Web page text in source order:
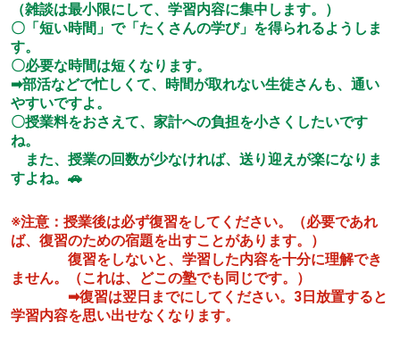
（雑談は最小限にして、学習内容に集中します。）
〇「短い時間」で「たくさんの学び」を得られるようしま
す。
〇必要な時間は短くなります。
➡部活などで忙しくて、時間が取れない生徒さんも、通い
やすいですよ。
〇授業料をおさえて、家計への負担を小さくしたいです
ね。
また、授業の回数が少なければ、送り迎えが楽になりま
すよね。🚗
※注意：授業後は必ず復習をしてください。（必要であれ
ば、復習のための宿題を出すことがあります。）
復習をしないと、学習した内容を十分に理解でき
ません。（これは、どこの塾でも同じです。）
➡復習は翌日までにしてください。3日放置すると
学習内容を思い出せなくなります。